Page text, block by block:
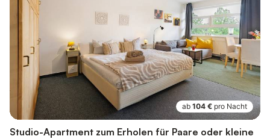
ab 104 € pro Nacht
Studio-Apartment zum Erholen für Paare oder kleine